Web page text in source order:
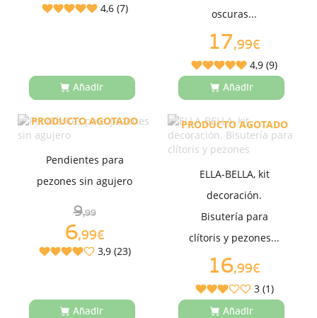
4,6 (7)
Añadir
oscuras...
17,99€
4,9 (9)
Añadir
PRODUCTO AGOTADO
Pendientes para
pezones sin agujero
9,99
6,99€
3,9 (23)
Añadir
PRODUCTO AGOTADO
ELLA-BELLA, kit
decoración.
Bisutería para
clítoris y pezones...
16,99€
3 (1)
Añadir